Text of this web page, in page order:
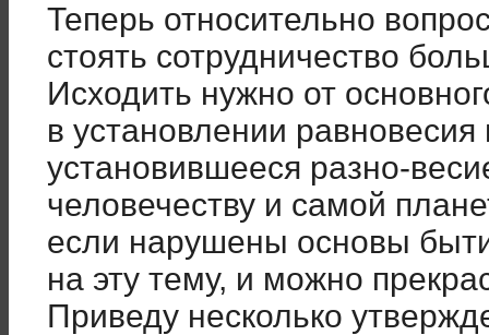
Теперь относительно
стоять сотрудничество
Исходить нужно от
в установ­лении
установившееся разно-
человечеству и самой
если нарушены основы
на эту тему, и можно
Приведу несколько